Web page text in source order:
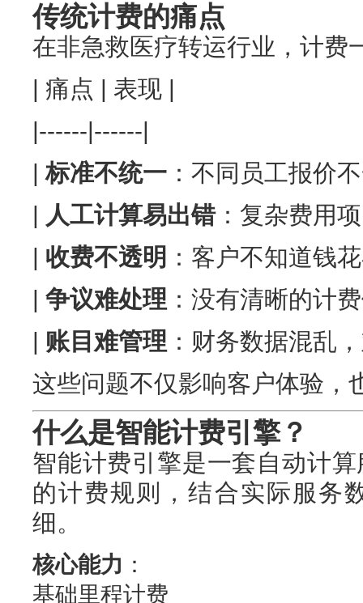
传统计费的痛点
在非急救医疗转运行业，计费
| 痛点 | 表现 |
|------|------|
|标准不统一 ：不同员工报价
人工计算易出错：复杂费用
收费不透明 ：客户不知道钱
争议难处理 ：没有清晰的计
账目难管理 ：财务数据混乱
这些问题不仅影响客户体验，
什么是智能计费引擎？
智能计费引擎是一套自动计
的计费规则，结合实际服务
细。
核心能力 ：
基础里程计费